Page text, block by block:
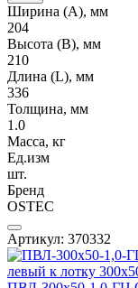
Ширина (А), мм
204
Высота (В), мм
210
Длина (L), мм
336
Толщина, мм
1.0
Масса, кг
Ед.изм
шт.
Бренд
OSTEC
Артикул: 370332